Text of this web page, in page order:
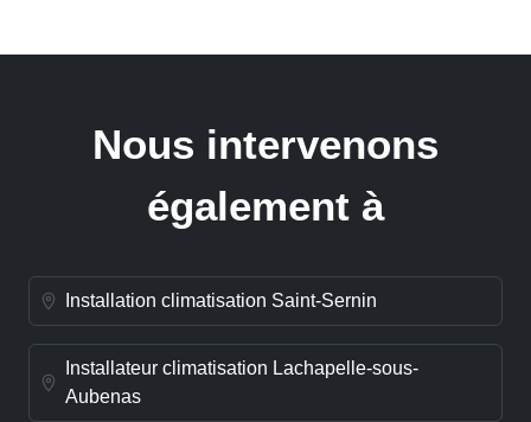
Nous intervenons
également à
Installation climatisation Saint-Sernin
Installateur climatisation Lachapelle-sous-
Aubenas